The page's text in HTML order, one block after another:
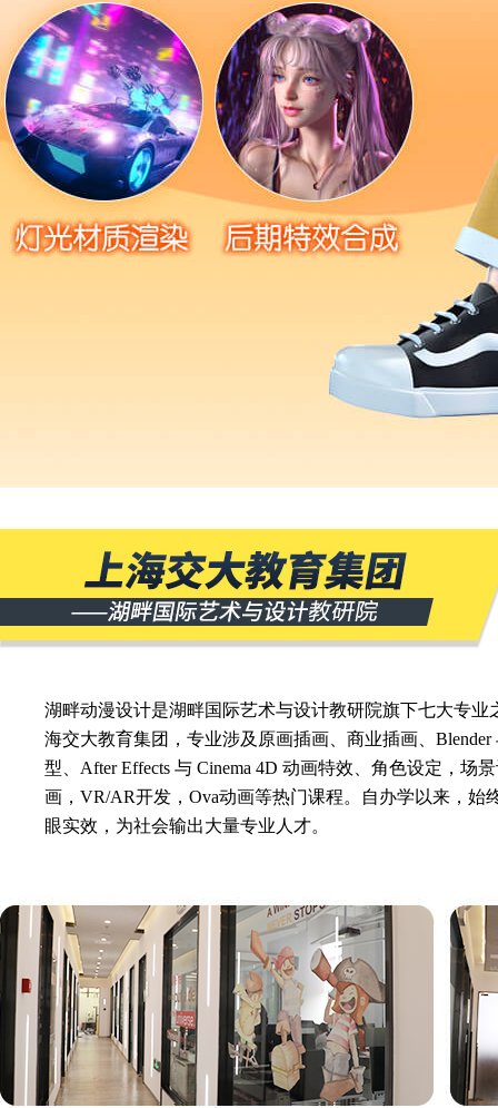
湖畔动漫设计是湖畔国际艺术与设计教研院旗下七大专业
海交大教育集团，专业涉及原画插画、商业插画、Blender
型、After Effects 与 Cinema 4D 动画特效、角色设定，场
画，VR/AR开发，Ova动画等热门课程。自办学以来，始
眼实效，为社会输出大量专业人才。